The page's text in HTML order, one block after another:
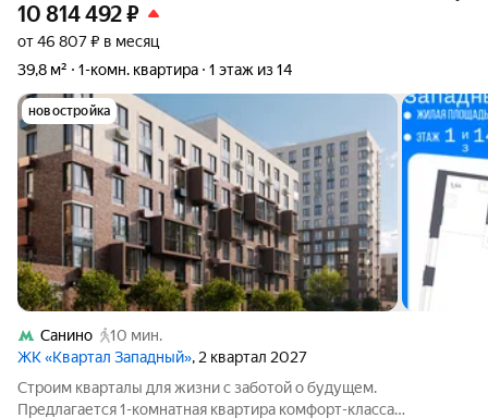
10 814 492₽
от 46 807 ₽ в месяц
39,8 м²
1-комн. квартира 1 этаж из 14
новостройка
Санино
10 мин.
ЖК «Квартал Западный», 2 квартал 2027
Строим кварталы для жизни с заботой о будущем.
Предлагается 1-комнатная квартира комфорт-класса